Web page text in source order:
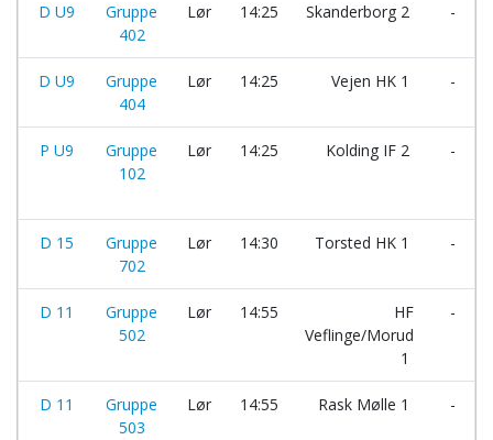
D U9
Gruppe
402
Lør 14:25 Skanderborg 2 -
D U9
Gruppe
404
Lør 14:25 Vejen HK 1 -
P U9
Gruppe
102
Lør 14:25 Kolding IF 2 -
D 15
Gruppe
702
Lør 14:30 Torsted HK 1 -
D 11
Gruppe
502
Lør 14:55
HF
Veflinge/Morud
1
-
D 11
Gruppe
503
Lør 14:55 Rask Mølle 1 -